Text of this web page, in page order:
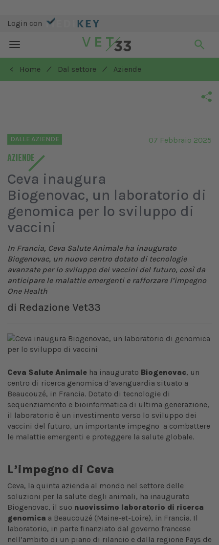
Login con
Toggle
navigation
< Home
/ Dal settore / Aziende
DALLE AZIENDE
AZIENDE
07 Febbraio 2025
Ceva inaugura
Biogenovac, un laboratorio di
genomica per lo sviluppo di
vaccini
In Francia, Ceva Salute Animale ha inaugurato
Biogenovac, un nuovo centro dotato di tecnologie
avanzate per lo sviluppo dei vaccini del futuro, così da
anticipare le malattie emergenti e rafforzare l’impegno
One Health
di Redazione Vet33
Ceva Salute Animale ha inaugurato Biogenovac, un
centro di ricerca genomica d’avanguardia situato a
Beaucouzé, in Francia. Dotato di tecnologie di
sequenziamento e bioinformatica di ultima generazione,
il laboratorio è un investimento verso lo sviluppo dei
vaccini del futuro, un importante impegno a combattere
le malattie emergenti e proteggere la salute globale.
L’impegno di Ceva
Ceva, la quinta azienda al mondo nel settore delle
soluzioni per la salute degli animali, ha inaugurato
Biogenovac, il suo nuovissimo laboratorio di ricerca
genomica a Beaucouzé (Maine-et-Loire), in Francia. Il
laboratorio, in parte finanziato dal governo francese
nell’ambito di un piano di rilancio e dalla regione Pays de